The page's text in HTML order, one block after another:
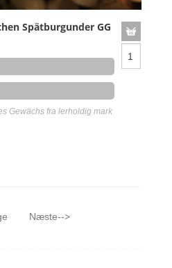
Spätburgunder GG
Gewächs fra lerholdig mark
Næste-->